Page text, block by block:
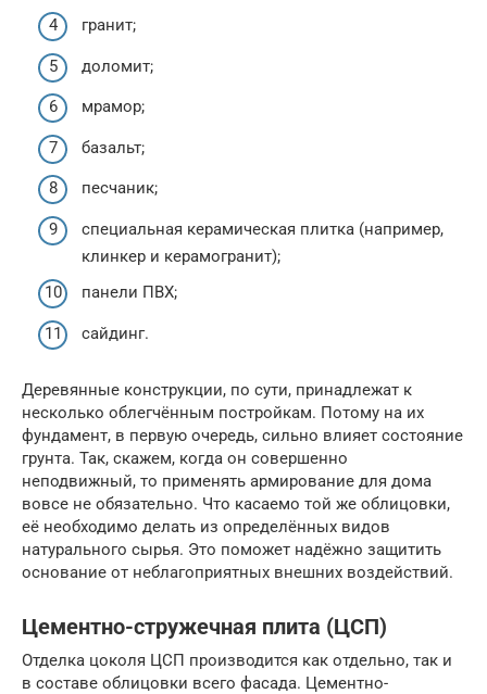
гранит;
доломит;
мрамор;
базальт;
песчаник;
специальная керамическая плитка (например,
клинкер и керамогранит);
панели ПВХ;
сайдинг.
Деревянные конструкции, по сути, принадлежат к
несколько облегчённым постройкам. Потому на их
фундамент, в первую очередь, сильно влияет состояние
грунта. Так, скажем, когда он совершенно
неподвижный, то применять армирование для дома
вовсе не обязательно. Что касаемо той же облицовки,
её необходимо делать из определённых видов
натурального сырья. Это поможет надёжно защитить
основание от неблагоприятных внешних воздействий.
Цементно-стружечная плита (ЦСП)
Отделка цоколя ЦСП производится как отдельно, так и
в составе облицовки всего фасада. Цементно-